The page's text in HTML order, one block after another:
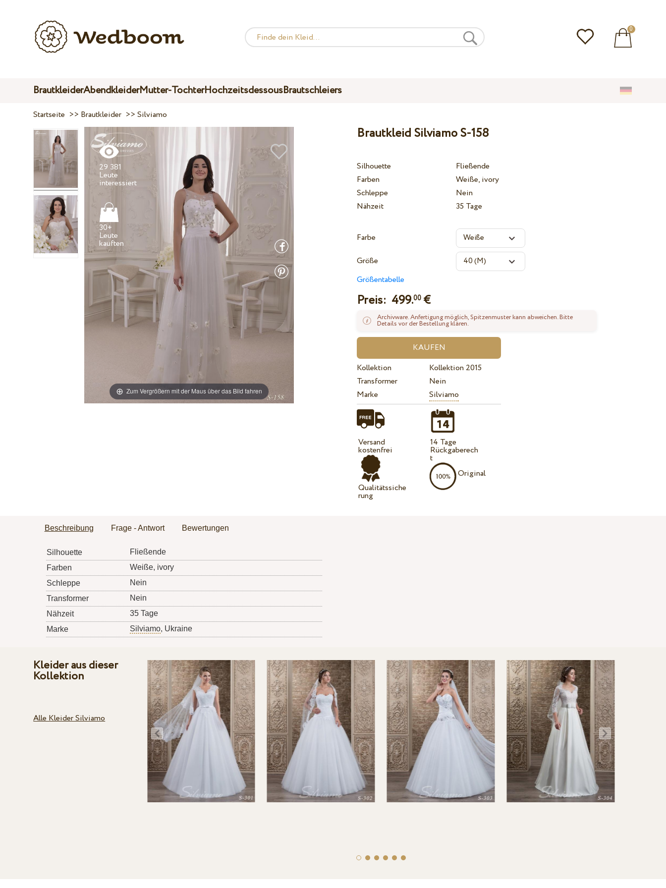
0
BrautkleiderAbendkleiderMutter-TochterHochzeitsdessousBrautschleiers
Startseite >> Brautkleider >>Silviamo
Zum Vergrößern mit der Maus über das Bild fahren
29 381
Leute
30+
Leute
Brautkleid Silviamo S-158
Silhouette
Fließende
Farben
Weiße, ivory
Schleppe
Nein
Nähzeit
35 Tage
Farbe
Größe
Größentabelle
Preis: 499.00 €
Archivware. Anfertigung möglich, Spitzenmuster kann abweichen. Bitte
Details vor der Bestellung klären.
Kollektion
Kollektion 2015
Transformer
Nein
Marke
Silviamo
Versand
kostenfrei
Qualitätssiche
rung
14 Tage
Rückgaberech
t
Original
Beschreibung Frage - Antwort Bewertungen
Silhouette
Fließende
Farben
Weiße, ivory
Schleppe
Nein
Transformer
Nein
Nähzeit
35 Tage
Marke
Silviamo, Ukraine
Kleider aus dieser
Kollektion
Alle Kleider Silviamo